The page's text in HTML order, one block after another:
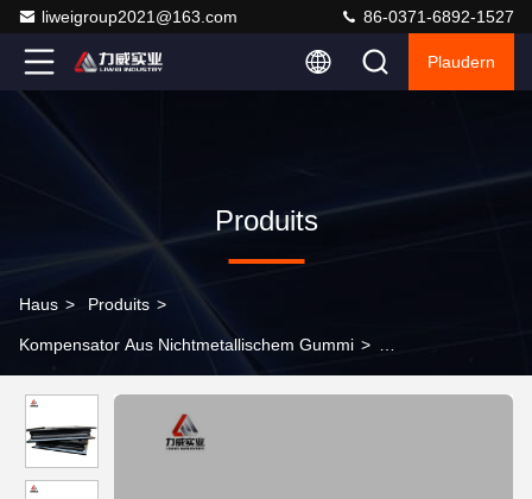
liweigroup2021@163.com 86-0371-6892-1527
Plaudern
Produits
Haus > Produits >
Kompensator Aus Nichtmetallischem Gummi >
Heißluftverbindung Typ und anwendbares Medium